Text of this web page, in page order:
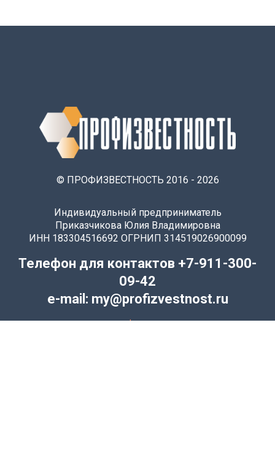
© ПРОФИЗВЕСТНОСТЬ 2016 - 2026
Индивидуальный предприниматель
Приказчикова Юлия Владимировна
ИНН 183304516692 ОГРНИП 314519026900099
Телефон для контактов +7-911-300-
09-42
e-mail: my@profizvestnost.ru
политика конфиденциальности